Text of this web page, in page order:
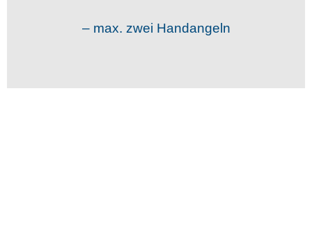
– max. zwei Handangeln